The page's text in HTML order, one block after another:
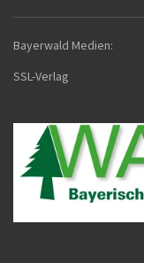
Bayerwald Medien:
SSL-Verlag